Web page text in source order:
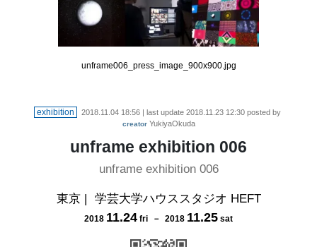
unframe006_press_image_900x900.jpg
exhibition 2018.11.04 18:56 | last update 2018.11.23 12:30 posted by
creator YukiyaOkuda
unframe exhibition 006
unframe exhibition 006
東京| 学芸大学ハウススタジオ HEFT
2018 11.24 fri － 2018 11.25 sat